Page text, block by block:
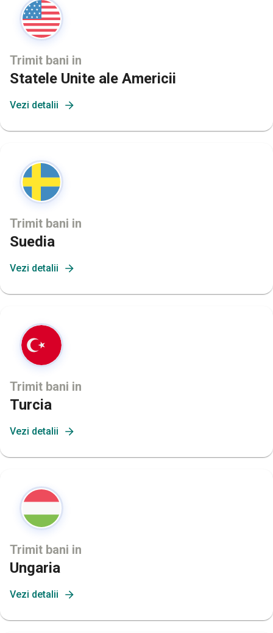
Trimit bani in
Statele Unite ale Americii
Vezi detalii
Trimit bani in
Suedia
Vezi detalii
Trimit bani in
Turcia
Vezi detalii
Trimit bani in
Ungaria
Vezi detalii